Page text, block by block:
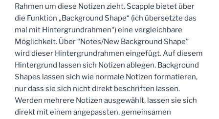
Rahmen um diese Notizen zieht. Scapple bietet über
die Funktion „Background Shape“ (ich übersetzte das
mal mit Hintergrundrahmen“) eine vergleichbare
Möglichkeit. Über “Notes/New Background Shape”
wird dieser Hintergrundrahmen eingefügt. Auf diesem
Hintergrund lassen sich Notizen ablegen. Background
Shapes lassen sich wie normale Notizen formatieren,
nur dass sie sich nicht direkt beschriften lassen.
Werden mehrere Notizen ausgewählt, lassen sie sich
direkt mit einem angepassten, gemeinsamen